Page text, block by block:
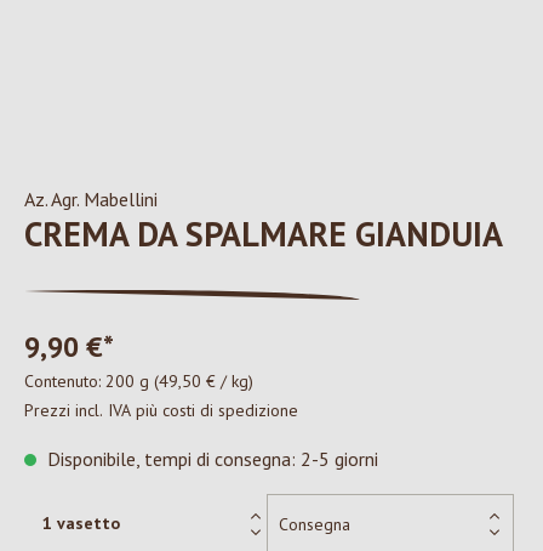
Az. Agr. Mabellini
CREMA DA SPALMARE GIANDUIA
9,90 €*
Contenuto: 200 g (49,50 € / kg)
Prezzi incl. IVA più costi di spedizione
Disponibile, tempi di consegna: 2-5 giorni